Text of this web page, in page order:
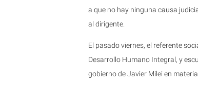
a que no hay ninguna causa
al dirigente.
El pasado viernes, el referente
Desarrollo Humano Integral, y
gobierno de Javier Milei en materia